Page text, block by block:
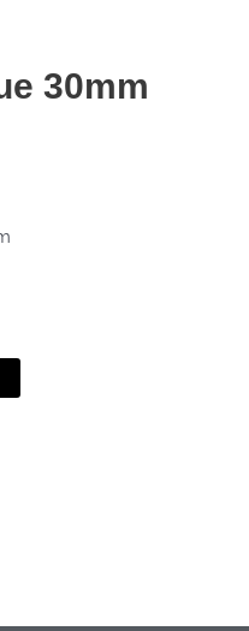
30mm